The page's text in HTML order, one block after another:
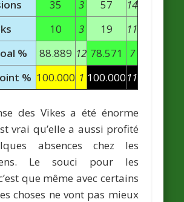
35 3 57
14
10 3 19
11
%
88.889 12 78.571
7
% 100.000 1 100.00011
des Vikes a été énorme
vrai qu’elle a aussi profité
absences chez les
Le souci pour les
que même avec certains
choses ne vont pas mieux